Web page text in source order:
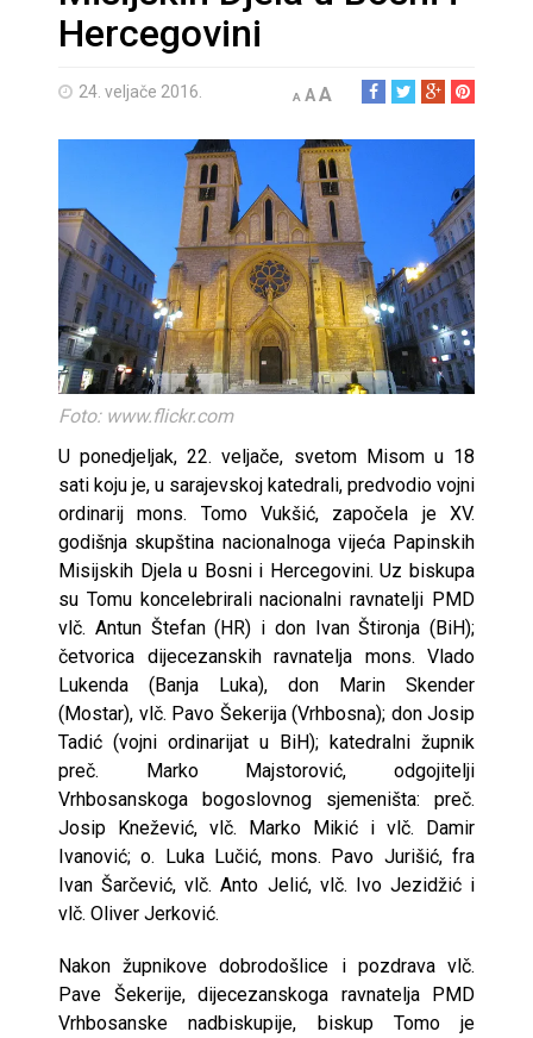
Hercegovini
24. veljače 2016. A AA
Foto: www.flickr.com
U ponedjeljak, 22. veljače, svetom Misom u 18
sati koju je, u sarajevskoj katedrali, predvodio vojni
ordinarij mons. Tomo Vukšić, započela je XV.
godišnja skupština nacionalnoga vijeća Papinskih
Misijskih Djela u Bosni i Hercegovini. Uz biskupa
su Tomu koncelebrirali nacionalni ravnatelji PMD
vlč. Antun Štefan (HR) i don Ivan Štironja (BiH);
četvorica dijecezanskih ravnatelja mons. Vlado
Lukenda (Banja Luka), don Marin Skender
(Mostar), vlč. Pavo Šekerija (Vrhbosna); don Josip
Tadić (vojni ordinarijat u BiH); katedralni župnik
preč. Marko Majstorović, odgojitelji
Vrhbosanskoga bogoslovnog sjemeništa: preč.
Josip Knežević, vlč. Marko Mikić i vlč. Damir
Ivanović; o. Luka Lučić, mons. Pavo Jurišić, fra
Ivan Šarčević, vlč. Anto Jelić, vlč. Ivo Jezidžić i
vlč. Oliver Jerković.
Nakon župnikove dobrodošlice i pozdrava vlč.
Pave Šekerije, dijecezanskoga ravnatelja PMD
Vrhbosanske nadbiskupije, biskup Tomo je